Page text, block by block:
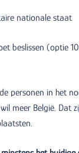
nationale staat
beslissen (optie
personen in het
meer België. Dat